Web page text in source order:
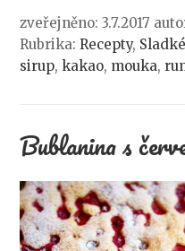
zveřejněno: 3.7.2017
Rubrika:Recepty,
sirup,kakao, mouka,
Bublanina s